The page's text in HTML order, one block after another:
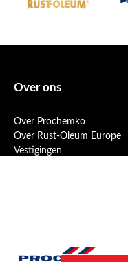
Over ons
Over Prochemko
Over Rust-Oleum Europe
Vestigingen